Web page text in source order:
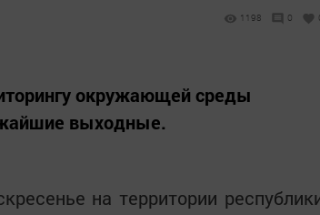
1198 0
окружающей среды
выходные.
на территории